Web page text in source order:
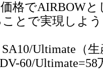
格でAIRBOW
とで実現しよ
Ultimate（
60/